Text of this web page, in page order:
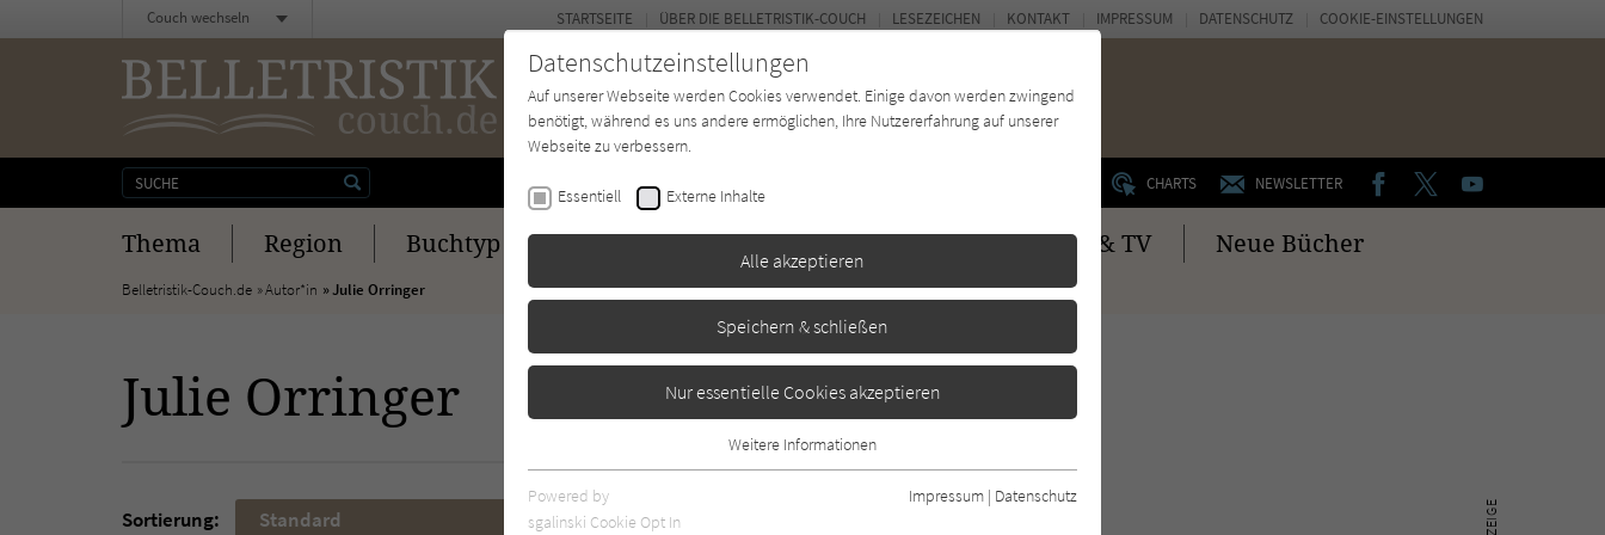
CHARTS NEWSLETTER FACEBOOKTWITTERYOUTUBE
Thema Region Buchtyp Autor*in Verlage Magazin Kino & TV Neue Bücher
STARTSEITE ÜBER DIE BELLETRISTIK-COUCH LESEZEICHEN KONTAKT IMPRESSUM DATENSCHUTZ COOKIE-EINSTELLUNGEN
Couch wechseln
Belletristik-Couch.de Autor*in Julie Orringer
Julie Orringer
Sortierung:
Standard
Datenschutzeinstellungen
Auf unserer Webseite werden Cookies verwendet. Einige davon werden zwingend
benötigt, während es uns andere ermöglichen, Ihre Nutzererfahrung auf unserer
Webseite zu verbessern.
Essentiell Externe Inhalte
Alle akzeptieren
Speichern & schließen
Nur essentielle Cookies akzeptieren
Essentielle Cookies werden für grundlegende Funktionen der Webseite
benötigt. Dadurch ist gewährleistet, dass die Webseite einwandfrei
Weitere Informationen
Powered by
sgalinski Cookie Opt In
Impressum | Datenschutz